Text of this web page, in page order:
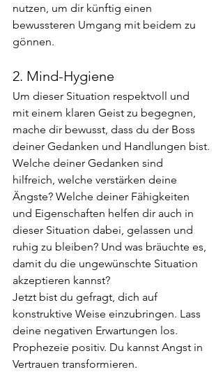
nutzen, um dir künftig einen
bewussteren Umgang mit beidem zu
gönnen.
2. Mind-Hygiene
Um dieser Situation respektvoll und
mit einem klaren Geist zu begegnen,
mache dir bewusst, dass du der Boss
deiner Gedanken und Handlungen bist.
Welche deiner Gedanken sind
hilfreich, welche verstärken deine
Ängste? Welche deiner Fähigkeiten
und Eigenschaften helfen dir auch in
dieser Situation dabei, gelassen und
ruhig zu bleiben? Und was bräuchte es,
damit du die ungewünschte Situation
akzeptieren kannst?
Jetzt bist du gefragt, dich auf
konstruktive Weise einzubringen. Lass
deine negativen Erwartungen los.
Prophezeie positiv. Du kannst Angst in
Vertrauen transformieren.